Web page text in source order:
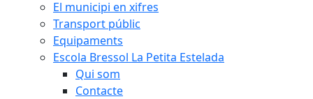
El municipi en xifres
Transport públic
Equipaments
Escola Bressol La Petita Estelada
Qui som
Contacte